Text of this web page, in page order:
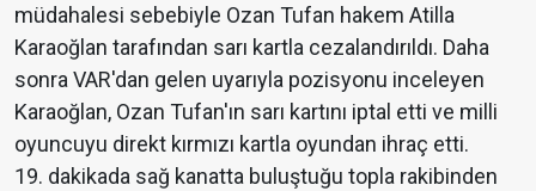
müdahalesi sebebiyle Ozan Tufan hakem Atilla
Karaoğlan tarafından sarı kartla cezalandırıldı. Daha
sonra VAR'dan gelen uyarıyla pozisyonu inceleyen
Karaoğlan, Ozan Tufan'ın sarı kartını iptal etti ve milli
oyuncuyu direkt kırmızı kartla oyundan ihraç etti.
19. dakikada sağ kanatta buluştuğu topla rakibinden